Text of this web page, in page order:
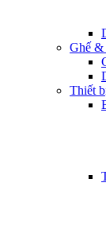
Ghế
Thiết